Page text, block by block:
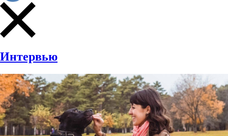
Интервью